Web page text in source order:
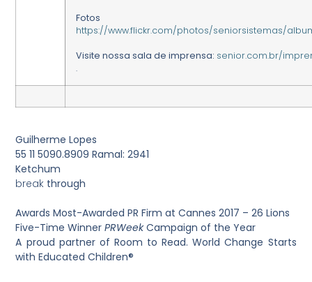
Fotos
https://www.flickr.com/photos/seniorsistemas/
Visite nossa sala de imprensa: senior.com.br/
.
Guilherme Lopes
55 11 5090.8909 Ramal: 2941
Ketchum
break through
Awards Most-Awarded PR Firm at Cannes 2017 – 26 Lions
Five-Time WinnerPRWeek Campaign of the Year
A proud partner of Room to Read. World Change Starts
with Educated Children®